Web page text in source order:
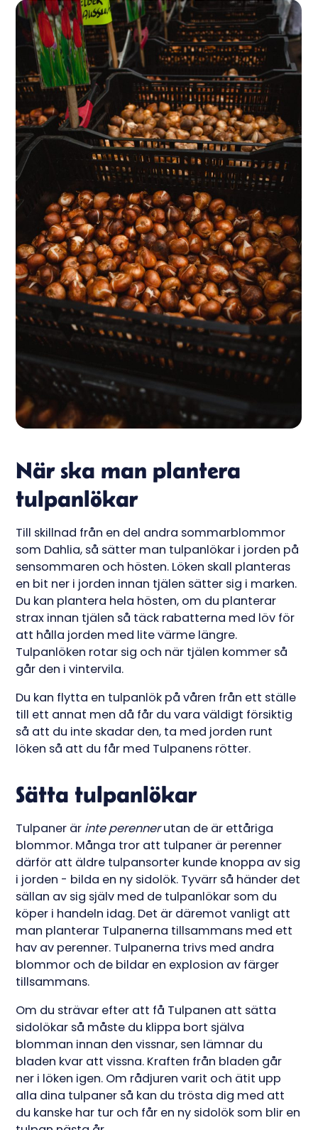
När ska man plantera
tulpanlökar
Till skillnad från en del andra sommarblommor
som Dahlia, så sätter man tulpanlökar i jorden på
sensommaren och hösten. Löken skall planteras
en bit ner i jorden innan tjälen sätter sig i marken.
Du kan plantera hela hösten, om du planterar
strax innan tjälen så täck rabatterna med löv för
att hålla jorden med lite värme längre.
Tulpanlöken rotar sig och när tjälen kommer så
går den i vintervila.
Du kan flytta en tulpanlök på våren från ett ställe
till ett annat men då får du vara väldigt försiktig
så att du inte skadar den, ta med jorden runt
löken så att du får med Tulpanens rötter.
Sätta tulpanlökar
Tulpaner är inte perennerutan de är ettåriga
blommor. Många tror att tulpaner är perenner
därför att äldre tulpansorter kunde knoppa av sig
i jorden - bilda en ny sidolök. Tyvärr så händer det
sällan av sig själv med de tulpanlökar som du
köper i handeln idag. Det är däremot vanligt att
man planterar Tulpanerna tillsammans med ett
hav av perenner. Tulpanerna trivs med andra
blommor och de bildar en explosion av färger
tillsammans.
Om du strävar efter att få Tulpanen att sätta
sidolökar så måste du klippa bort själva
blomman innan den vissnar, sen lämnar du
bladen kvar att vissna. Kraften från bladen går
ner i löken igen. Om rådjuren varit och ätit upp
alla dina tulpaner så kan du trösta dig med att
du kanske har tur och får en ny sidolök som blir en